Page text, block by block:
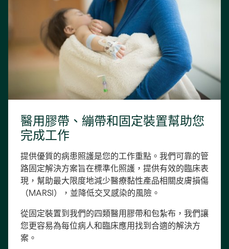
醫用膠帶、繃帶和固定裝置幫助您
完成工作
提供優質的病患照護是您的工作重點。我們可靠的管
路固定解決方案旨在標準化照護，提供有效的臨床表
現，幫助最大限度地減少醫療黏性產品相關皮膚損傷
（MARSI），並降低交叉感染的風險。
從固定裝置到我們的四類醫用膠帶和包紮布，我們讓
您更容易為每位病人和臨床應用找到合適的解決方
案。